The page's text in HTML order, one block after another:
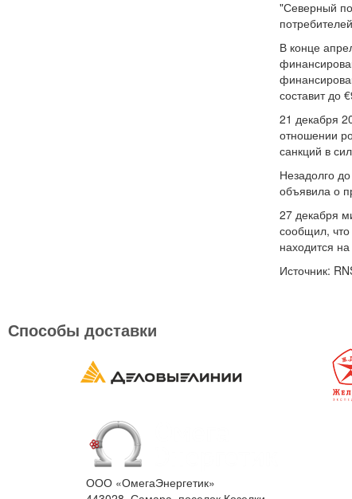
"Северный
В конце
составит до
21 декабря
отношении
санкций в
Незадолго
объявила о
27 декабря
сообщил,
находится
Источник:
Способы доставки
ООО «ОмегаЭнергетик»